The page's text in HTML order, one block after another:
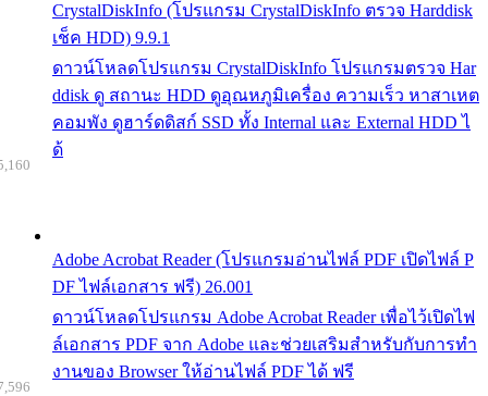
CrystalDiskInfo (โปรแกรม CrystalDiskInfo ตรวจ Harddisk
เช็ค HDD) 9.9.1
ดาวน์โหลดโปรแกรม CrystalDiskInfo โปรแกรมตรวจ Har
ddisk ดู สถานะ HDD ดูอุณหภูมิเครื่อง ความเร็ว หาสาเหต
คอมพัง ดูฮาร์ดดิสก์ SSD ทั้ง Internal และ External HDD ไ
ด้
Adobe Acrobat Reader (โปรแกรมอ่านไฟล์ PDF เปิดไฟล์ P
DF ไฟล์เอกสาร ฟรี) 26.001
ดาวน์โหลดโปรแกรม Adobe Acrobat Reader เพื่อไว้เปิดไฟ
ล์เอกสาร PDF จาก Adobe และช่วยเสริมสำหรับกับการทำ
งานของ Browser ให้อ่านไฟล์ PDF ได้ ฟรี